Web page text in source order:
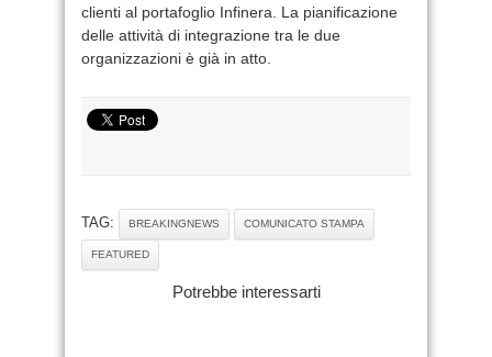
clienti al portafoglio Infinera. La pianificazione
delle attività di integrazione tra le due
organizzazioni è già in atto.
TAG: BREAKINGNEWS COMUNICATO STAMPA
FEATURED
Potrebbe interessarti